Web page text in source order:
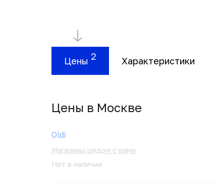
Цены 2 Характеристики
Цены в Москвe
Oldi
Магазины рядом с вами
Нет в наличии